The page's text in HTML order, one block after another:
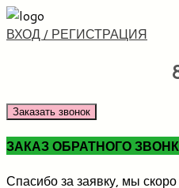
ВХОД / РЕГИСТРАЦИЯ
Заказать звонок
ЗАКАЗ ОБРАТНОГО
Спасибо за заявку, мы